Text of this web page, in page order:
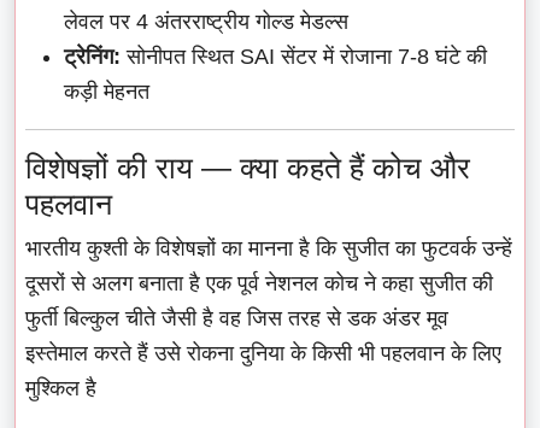
लेवल पर 4 अंतरराष्ट्रीय गोल्ड मेडल्स
ट्रेनिंग: सोनीपत स्थित SAI सेंटर में रोजाना 7-8 घंटे की
कड़ी मेहनत
विशेषज्ञों की राय — क्या कहते हैं कोच और
पहलवान
भारतीय कुश्ती के विशेषज्ञों का मानना है कि सुजीत का फुटवर्क उन्हें
दूसरों से अलग बनाता है एक पूर्व नेशनल कोच ने कहा सुजीत की
फुर्ती बिल्कुल चीते जैसी है वह जिस तरह से डक अंडर मूव
इस्तेमाल करते हैं उसे रोकना दुनिया के किसी भी पहलवान के लिए
मुश्किल है